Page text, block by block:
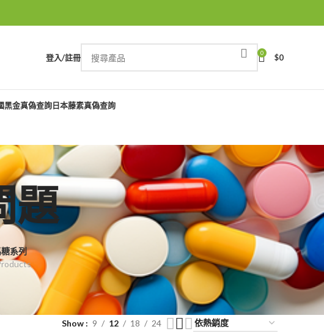
登入/註冊 0 $0
黑金真偽查詢日本藤素真偽查詢
題
系列
Show 9 12 18 24